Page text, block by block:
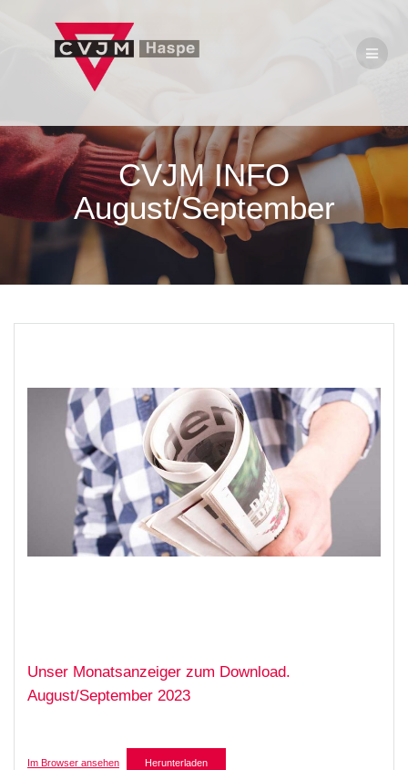
CVJM INFO
August/September
Unser Monatsanzeiger zum Download.
August/September 2023
Im Browser ansehen Herunterladen